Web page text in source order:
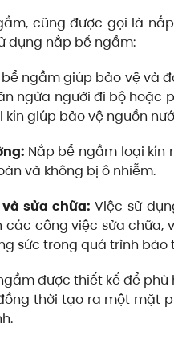
cũng được gọi là
dụng nắp bể ngầm:
bể ngầm giúp bảo vệ và
ngừa người đi bộ hoặc
giúp bảo vệ nguồn
Nắp bể ngầm loại kín
và không bị ô nhiễm.
sửa chữa:Việc sử
các công việc sửa
sức trong quá trình bảo
được thiết kế để
thời tạo ra một mặt